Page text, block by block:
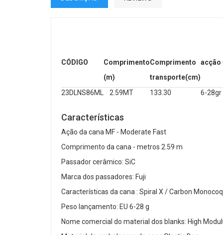
CÓDIGO
Comprimento
(m)
Comprimento
transporte(cm)
acção
23DLNS86ML 2.59MT 133.30 6-28gr
Características
Ação da cana MF - Moderate Fast
Comprimento da cana - metros 2.59 m
Passador cerâmico: SiC
Marca dos passadores: Fuji
Características da cana : Spiral X / Carbon
Peso lançamento: EU 6-28 g
Nome comercial do material dos blanks: High